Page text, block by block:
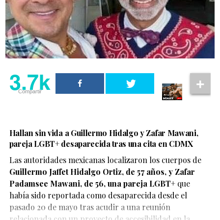
De acuerdo con el testimonio compartido por la pareja,
ambos se encontraban disfrutando de un momento de
afecto cuando fueron abordados por elementos de
seguridad, quienes les habrían advertido que debían
3.7k
Compartir
Hallan sin vida a Guillermo Hidalgo y Zafar Mawani,
pareja LGBT+ desaparecida tras una cita en CDMX
Las autoridades mexicanas localizaron los cuerpos de
Guillermo Jaffet Hidalgo Ortiz, de 57 años, y Zafar
Padamsee Mawani, de 56, una pareja LGBT+que
había sido reportada como desaparecida desde el
pasado 20 de mayo tras acudir a una reunión